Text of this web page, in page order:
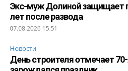
Экс-муж Долиной защищает
лет после развода
07.08.2026 15:51
Новости
День строителя отмечает